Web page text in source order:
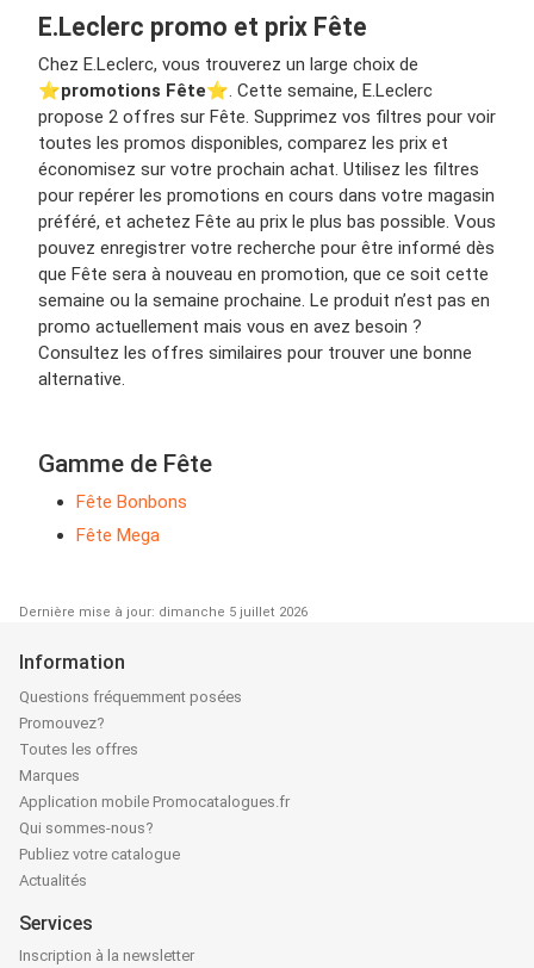
E.Leclerc promo et prix Fête
Chez E.Leclerc, vous trouverez un large choix de
⭐️promotions Fête⭐️. Cette semaine, E.Leclerc
propose 2 offres sur Fête. Supprimez vos filtres pour voir
toutes les promos disponibles, comparez les prix et
économisez sur votre prochain achat. Utilisez les filtres
pour repérer les promotions en cours dans votre magasin
préféré, et achetez Fête au prix le plus bas possible. Vous
pouvez enregistrer votre recherche pour être informé dès
que Fête sera à nouveau en promotion, que ce soit cette
semaine ou la semaine prochaine. Le produit n’est pas en
promo actuellement mais vous en avez besoin ?
Consultez les offres similaires pour trouver une bonne
alternative.
Gamme de Fête
Fête Bonbons
Fête Mega
Dernière mise à jour: dimanche 5 juillet 2026
Information
Questions fréquemment posées
Promouvez?
Toutes les offres
Marques
Application mobile Promocatalogues.fr
Qui sommes-nous?
Publiez votre catalogue
Actualités
Services
Inscription à la newsletter